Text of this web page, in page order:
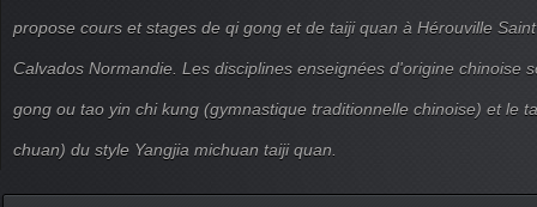
propose cours et stages de qi gong et de taiji quan à Hérouville
Calvados Normandie. Les disciplines enseignées d'origine chinoise
gong ou tao yin chi kung (gymnastique traditionnelle chinoise) et le
chuan) du style Yangjia michuan taiji quan.